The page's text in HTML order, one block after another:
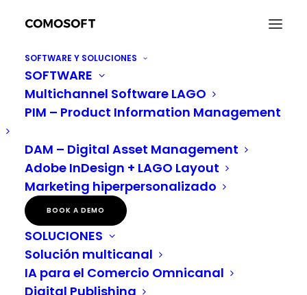
SOFTWARE Y SOLUCIONES
SOFTWARE
Multichannel Software LAGO
PIM – Product Information Management
DAM – Digital Asset Management
Adobe InDesign + LAGO Layout
Marketing hiperpersonalizado
BOOK A DEMO
SOLUCIONES
Solución multicanal
IA para el Comercio Omnicanal
Digital Publishing
DIY & Bricolaje